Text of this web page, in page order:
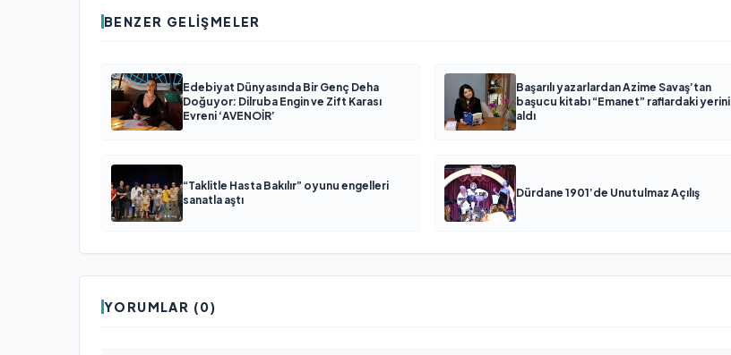
BENZER GELIŞMELER
Edebiyat Dünyasında Bir Genç Deha
Doğuyor: Dilruba Engin ve Zift Karası
Evreni ‘AVENOİR’
Başarılı yazarlardan Azime Savaş’tan
başucu kitabı “Emanet” raflardaki yerini
aldı
“Taklitle Hasta Bakılır” oyunu engelleri
sanatla aştı
Dürdane 1901’de Unutulmaz Açılış
YORUMLAR (0)